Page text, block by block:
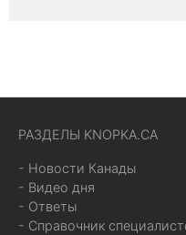
РАЗДЕЛЫ KNOPKA.CA
- Новости Канады
- Видео дня
- Ответы
- Справочник